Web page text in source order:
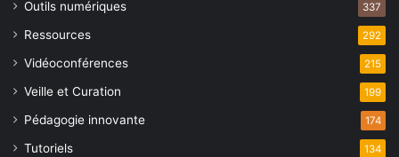
Outils numériques 337
Ressources 292
Vidéoconférences 215
Veille et Curation 199
Pédagogie innovante 174
Tutoriels 134